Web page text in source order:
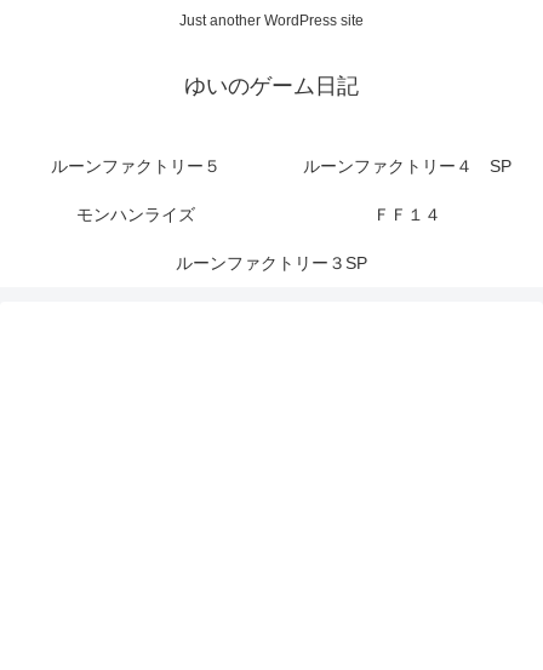
Just another WordPress site
ゆいのゲーム日記
ルーンファクトリー５ ルーンファクトリー４ SP
モンハンライズ ＦＦ１４
ルーンファクトリー３SP